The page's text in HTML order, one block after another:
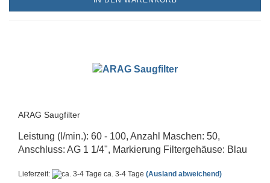
ARAG Saugfilter
Leistung (l/min.): 60 - 100, Anzahl Maschen: 50,
Anschluss: AG 1 1/4", Markierung Filtergehäuse: Blau
Lieferzeit: ca. 3-4 Tage (Ausland abweichend)